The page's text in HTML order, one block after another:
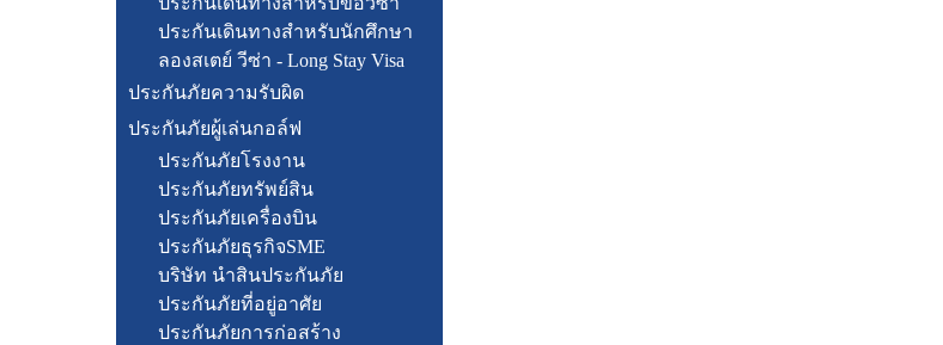
ประกันเดินทางสำหรับนักศึกษา
ลองสเตย์ วีซ่า - Long Stay Visa
ประกันภัยความรับผิด
ประกันภัยผู้เล่นกอล์ฟ
ประกันภัยโรงงาน
ประกันภัยทรัพย์สิน
ประกันภัยเครื่องบิน
ประกันภัยธุรกิจSME
บริษัท นำสินประกันภัย
ประกันภัยที่อยู่อาศัย
ประกันภัยการก่อสร้าง